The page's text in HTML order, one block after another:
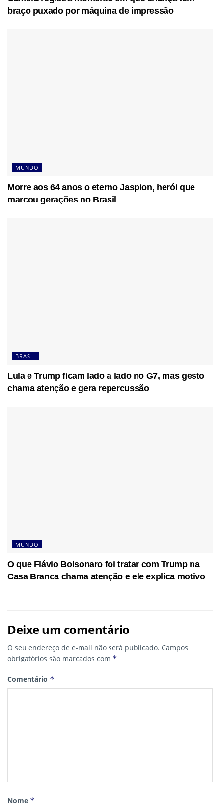
braço puxado por máquina de impressão
MUNDO
Morre aos 64 anos o eterno Jaspion, herói que
marcou gerações no Brasil
BRASIL
Lula e Trump ficam lado a lado no G7, mas gesto
chama atenção e gera repercussão
MUNDO
O que Flávio Bolsonaro foi tratar com Trump na
Casa Branca chama atenção e ele explica motivo
Deixe um comentário
O seu endereço de e-mail não será publicado. Campos
obrigatórios são marcados com *
Comentário *
Nome *